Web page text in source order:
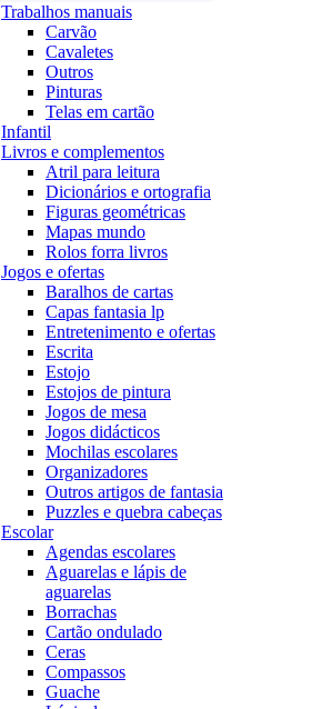
Trabalhos manuais
Carvão
Cavaletes
Outros
Pinturas
Telas em cartão
Infantil
Livros e complementos
Atril para leitura
Dicionários e ortografia
Figuras geométricas
Mapas mundo
Rolos forra livros
Jogos e ofertas
Baralhos de cartas
Capas fantasia lp
Entretenimento e ofertas
Escrita
Estojo
Estojos de pintura
Jogos de mesa
Jogos didácticos
Mochilas escolares
Organizadores
Outros artigos de fantasia
Puzzles e quebra cabeças
Escolar
Agendas escolares
Aguarelas e lápis de
aguarelas
Borrachas
Cartão ondulado
Ceras
Compassos
Guache